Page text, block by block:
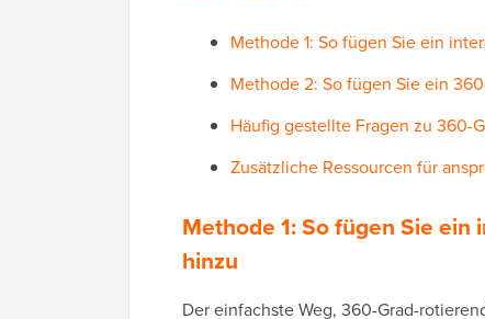
Methode 1: So fügen Sie ein
Methode 2: So fügen Sie ein
Häufig gestellte Fragen zu 360-
Zusätzliche Ressourcen für
Methode 1: So fügen Sie
hinzu
Der einfachste Weg, 360-Grad-